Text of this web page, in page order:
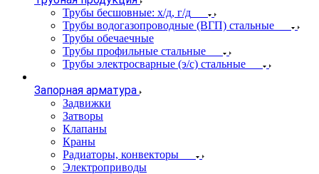
Трубы бесшовные: х/д, г/д
Трубы водогазопроводные (ВГП) стальные
Трубы обечаечные
Трубы профильные стальные
Трубы электросварные (э/с) стальные
Запорная арматура
Задвижки
Затворы
Клапаны
Краны
Радиаторы, конвекторы
Электроприводы